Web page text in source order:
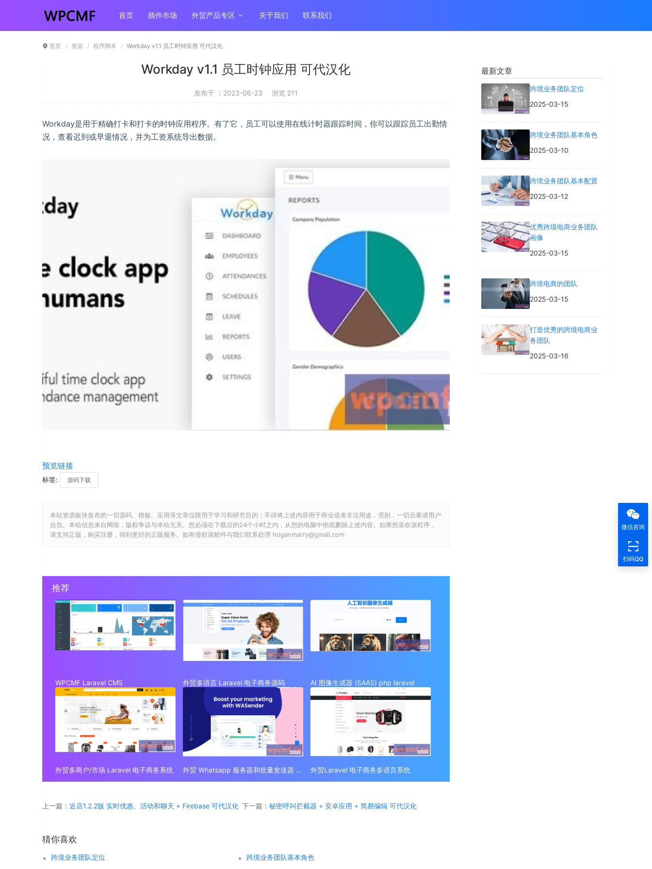
首页 插件市场 外贸产品专区 关于我们 联系我们
首页 资源 程序脚本 Workday v1.1 员工时钟应用 可代汉化
Workday v1.1 员工时钟应用 可代汉化
发布于 ：2023-06-23 浏览 211
Workday是用于精确打卡和打卡的时钟应用程序。有了它，员工可以使用在线计时器跟踪时间，你可以跟踪员工出勤情
况，查看迟到或早退情况，并为工资系统导出数据。
预览链接
标签: 源码下载
本站资源板块发布的一切源码、模板、应用等文章仅限用于学习和研究目的；不得将上述内容用于商业或者非法用途，否则，一切后果请用户
自负。本站信息来自网络，版权争议与本站无关。您必须在下载后的24个小时之内，从您的电脑中彻底删除上述内容。如果您喜欢该程序，
请支持正版，购买注册，得到更好的正版服务。如有侵权请邮件与我们联系处理 hoganmarry@gmail.com
推荐
WPCMF Laravel CMS 外贸多语言 Laravel 电子商务源码 AI 图像生成器 (SAAS) php laravel
外贸多商户/市场 Laravel 电子商务系统 外贸 Whatsapp 服务器和批量发送器 (SAAS) 外贸Laravel 电子商务多语言系统
上一篇： 近店1.2.2版 实时优惠、活动和聊天 + Firebase 可代汉化 下一篇： 秘密呼叫拦截器 + 安卓应用 + 简易编辑 可代汉化
猜你喜欢
跨境业务团队定位 跨境业务团队基本角色
最新文章
跨境业务团队定位
2025-03-15
跨境业务团队基本角色
2025-03-10
跨境业务团队基本配置
2025-03-12
优秀跨境电商业务团队
画像
2025-03-15
跨境电商的团队
2025-03-15
打造优秀的跨境电商业
务团队
2025-03-16
微信咨询
扫码QQ